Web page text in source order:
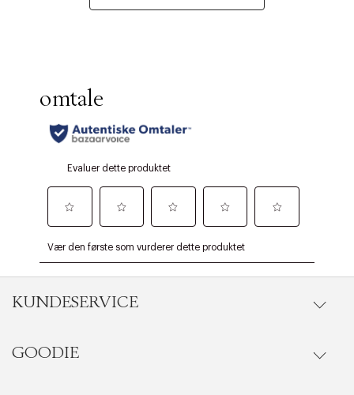
KUNDESERVICE
Gå til kundeservice
GOODIE